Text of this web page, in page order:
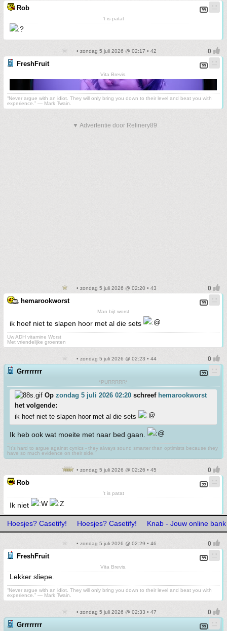
Rob
't is patat
• zondag 5 juli 2026 @ 02:17 • 42
FreshFruit
Vita Brevis.
“Never argue with an idiot. They will only bring you down to their level and beat you with
experience.” ― Mark Twain.
▼ Advertentie door Refinery89
• zondag 5 juli 2026 @ 02:20 • 43
hemarookworst
Man bijt worst
ik hoef niet te slapen hoor met al die sets
Uw ADH vitamine Worst
Met vriendelijke groenten
• zondag 5 juli 2026 @ 02:23 • 44
Grrrrrrrr
*PURRRRR*
Op zondag 5 juli 2026 02:20 schreef hemarookworst
het volgende:
ik hoef niet te slapen hoor met al die sets
Ik heb ook wat moeite met naar bed gaan.
"It's hard to argue against cynics - they always sound smarter than optimists because they
have so much evidence on their side."
• zondag 5 juli 2026 @ 02:26 • 45
Rob
't is patat
Ik niet
Hoesjes? Casetify! Hoesjes? Casetify! Knab - Jouw online bank
• zondag 5 juli 2026 @ 02:29 • 46
FreshFruit
Vita Brevis.
Lekker sliepe.
“Never argue with an idiot. They will only bring you down to their level and beat you with
experience.” ― Mark Twain.
• zondag 5 juli 2026 @ 02:33 • 47
Grrrrrrrr